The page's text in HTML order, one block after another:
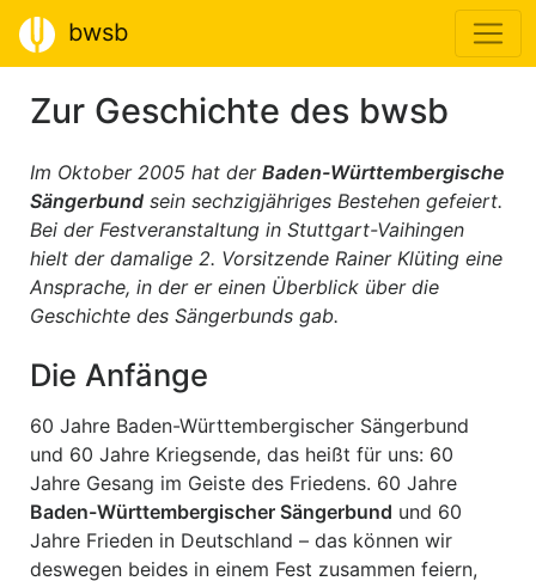
bwsb
Zur Geschichte des bwsb
Im Oktober 2005 hat der Baden-Württembergische
Sängerbund sein sechzigjähriges Bestehen gefeiert.
Bei der Festveranstaltung in Stuttgart-Vaihingen
hielt der damalige 2. Vorsitzende Rainer Klüting eine
Ansprache, in der er einen Überblick über die
Geschichte des Sängerbunds gab.
Die Anfänge
60 Jahre Baden-Württembergischer Sängerbund
und 60 Jahre Kriegsende, das heißt für uns: 60
Jahre Gesang im Geiste des Friedens. 60 Jahre
Baden-Württembergischer Sängerbund und 60
Jahre Frieden in Deutschland – das können wir
deswegen beides in einem Fest zusammen feiern,